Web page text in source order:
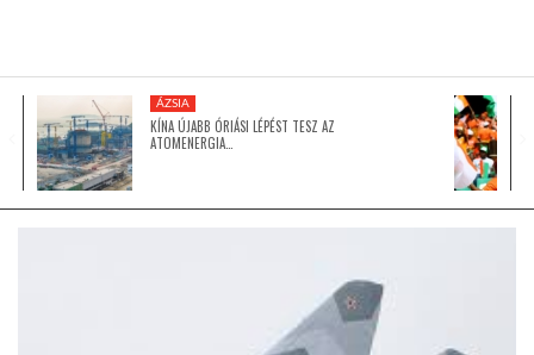
GLOBOTV BP
ÁZSIA
KÍNA ÚJABB ÓRIÁSI LÉPÉST TESZ AZ
ATOMENERGIA…